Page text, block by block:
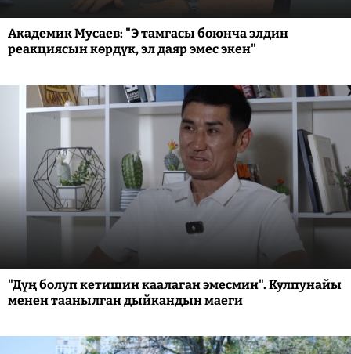
Академик Мусаев: "Э тамгасы боюнча элдин
реакциясын көрдүк, эл даяр эмес экен"
"Дүң болуп кетишин каалаган эмесмин". Кулпунайы
менен таанылган дыйкандын маеги